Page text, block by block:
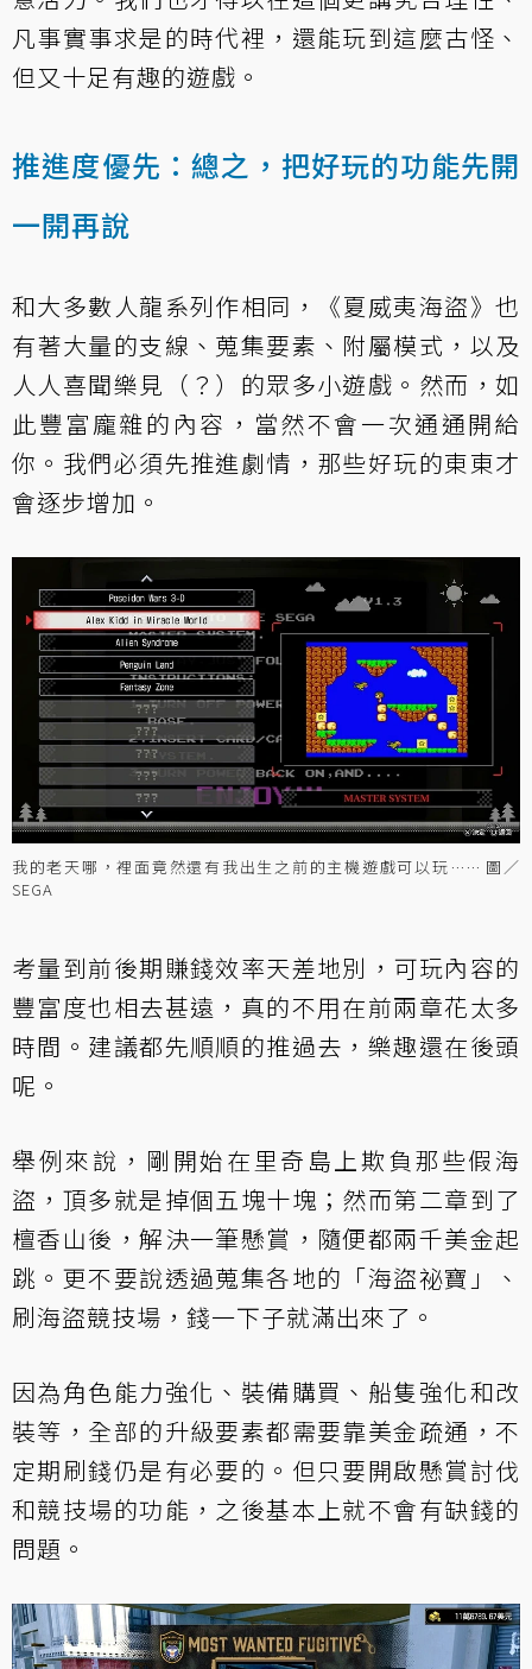
凡事實事求是的時代裡，還能玩到這麼古怪、
但又十足有趣的遊戲。
推進度優先：總之，把好玩的功能先開
一開再說
和大多數人龍系列作相同，《夏威夷海盜》也
有著大量的支線、蒐集要素、附屬模式，以及
人人喜聞樂見（？）的眾多小遊戲。然而，如
此豐富龐雜的內容，當然不會一次通通開給
你。我們必須先推進劇情，那些好玩的東東才
會逐步增加。
我的老天哪，裡面竟然還有我出生之前的主機遊戲可以玩…… 圖／
SEGA
考量到前後期賺錢效率天差地別，可玩內容的
豐富度也相去甚遠，真的不用在前兩章花太多
時間。建議都先順順的推過去，樂趣還在後頭
呢。
舉例來說，剛開始在里奇島上欺負那些假海
盜，頂多就是掉個五塊十塊；然而第二章到了
檀香山後，解決一筆懸賞，隨便都兩千美金起
跳。更不要說透過蒐集各地的「海盜祕寶」、
刷海盜競技場，錢一下子就滿出來了。
因為角色能力強化、裝備購買、船隻強化和改
裝等，全部的升級要素都需要靠美金疏通，不
定期刷錢仍是有必要的。但只要開啟懸賞討伐
和競技場的功能，之後基本上就不會有缺錢的
問題。